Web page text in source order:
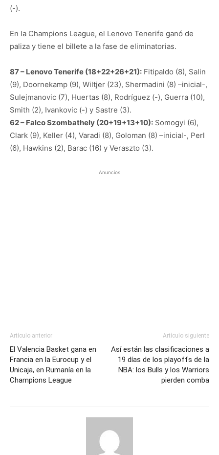
(-).
En la Champions League, el Lenovo Tenerife ganó de
paliza y tiene el billete a la fase de eliminatorias.
87 – Lenovo Tenerife (18+22+26+21): Fitipaldo (8), Salin
(9), Doornekamp (9), Wiltjer (23), Shermadini (8) –inicial-,
Sulejmanovic (7), Huertas (8), Rodríguez (-), Guerra (10),
Smith (2), Ivankovic (-) y Sastre (3).
62 – Falco Szombathely (20+19+13+10): Somogyi (6),
Clark (9), Keller (4), Varadi (8), Goloman (8) –inicial-, Perl
(6), Hawkins (2), Barac (16) y Veraszto (3).
Anuncios
Artículo anterior
El Valencia Basket gana en
Francia en la Eurocup y el
Unicaja, en Rumanía en la
Champions League
Artículo siguiente
Así están las clasificaciones a
19 días de los playoffs de la
NBA: los Bulls y los Warriors
pierden comba